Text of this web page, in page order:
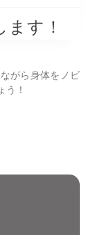
す！
がら身体をノビ
う！